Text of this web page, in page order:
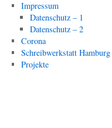
Impressum
Datenschutz – 1
Datenschutz – 2
Corona
Schreibwerkstatt Hamburg
Projekte